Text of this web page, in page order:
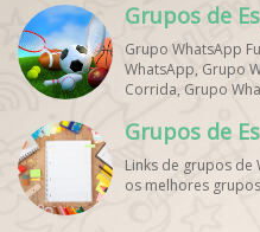
Grupos de
Grupo WhatsApp
WhatsApp, Grupo
Corrida, Grupo
WhatsApp, Grupo
WhatsApp, Link de
WhatsApp Dicas de
Vivo. Grupo
Grupos de
Links de grupos de
os melhores